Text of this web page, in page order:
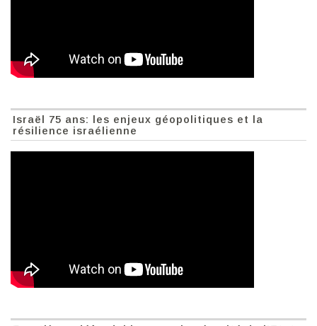
Israël 75 ans: les enjeux géopolitiques et la
résilience israélienne